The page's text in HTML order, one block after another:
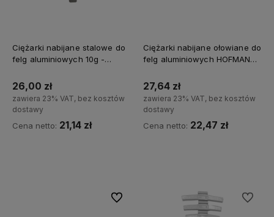
Ciężarki nabijane stalowe do
felg aluminiowych 10g -
26,00 zł
zawiera 23% VAT, bez kosztów
dostawy
Cena netto: 21,14 zł
Ciężarki nabijane ołowiane do
felg aluminiowych HOFMANN
27,64 zł
zawiera 23% VAT, bez kosztów
dostawy
Cena netto: 22,47 zł
Do ulubionych Do